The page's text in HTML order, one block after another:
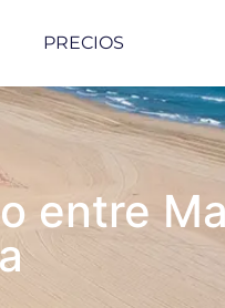
PRECIOS
entre